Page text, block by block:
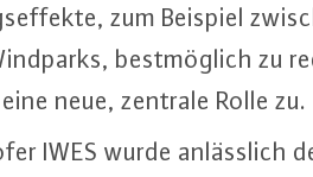
zum Beispiel
best­mög­lich zu
neue, zentrale Rolle zu.
IWES wurde an­läss­lich